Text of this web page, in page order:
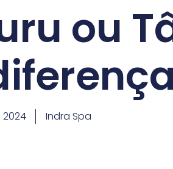
ou
2024 Indra Spa